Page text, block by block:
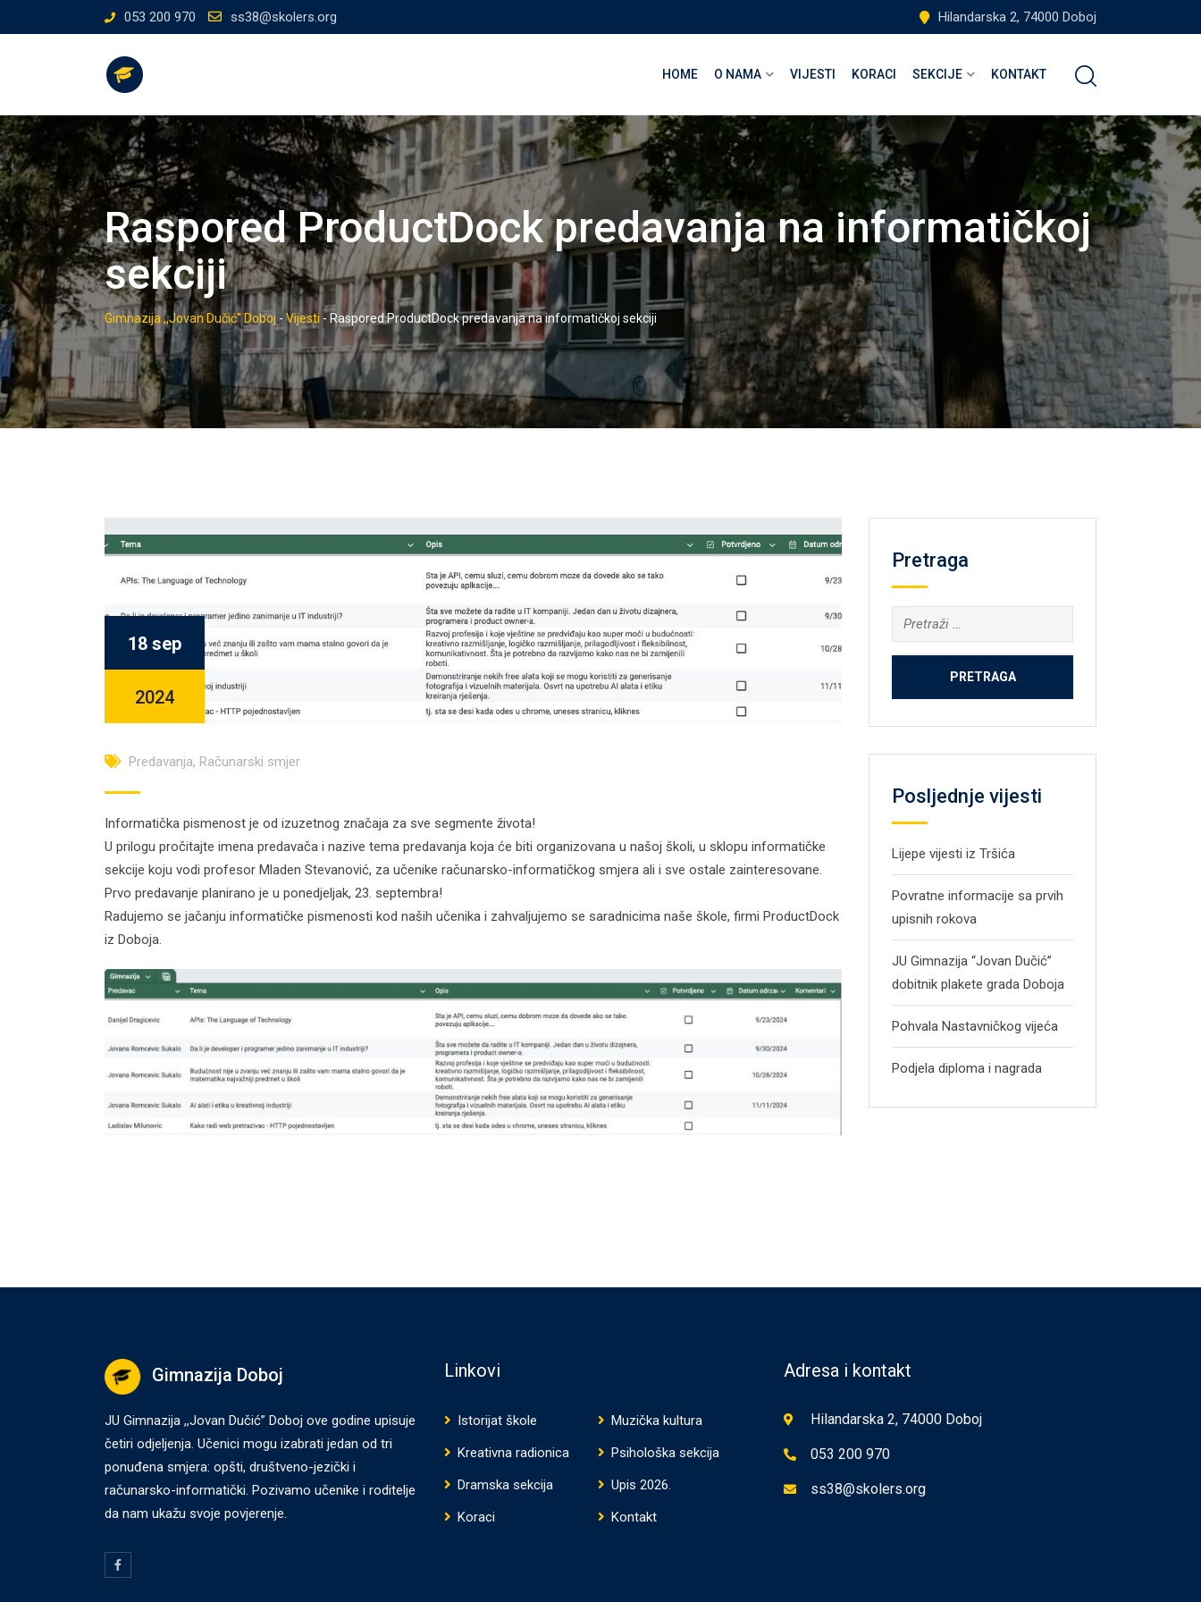
to
053 200 970 ss38@skolers.org Hilandarska 2, 74000 Doboj
HOME O NAMA VIJESTI KORACI SEKCIJE KONTAKT
Raspored ProductDock predavanja na informatičkoj
sekciji
Gimnazija ,,Jovan Dučić" Doboj -Vijesti - Raspored ProductDock predavanja na informatičkoj sekciji
18 sep
2024
Predavanja, Računarski smjer
Informatička pismenost je od izuzetnog značaja za sve segmente života!
U prilogu pročitajte imena predavača i nazive tema predavanja koja će biti organizovana u našoj školi, u sklopu informatičke
sekcije koju vodi profesor Mladen Stevanović, za učenike računarsko-informatičkog smjera ali i sve ostale zainteresovane.
Prvo predavanje planirano je u ponedjeljak, 23. septembra!
Radujemo se jačanju informatičke pismenosti kod naših učenika i zahvaljujemo se saradnicima naše škole, firmi ProductDock
iz Doboja.
Pretraga
Pretraga:
Posljednje vijesti
Lijepe vijesti iz Tršića
Povratne informacije sa prvih
upisnih rokova
JU Gimnazija “Jovan Dučić”
dobitnik plakete grada Doboja
Pohvala Nastavničkog vijeća
Podjela diploma i nagrada
Gimnazija Doboj
JU Gimnazija ,,Jovan Dučić” Doboj ove godine upisuje
četiri odjeljenja. Učenici mogu izabrati jedan od tri
ponuđena smjera: opšti, društveno-jezički i
računarsko-informatički. Pozivamo učenike i roditelje
da nam ukažu svoje povjerenje.
Linkovi
Istorijat škole
Muzička kultura
Kreativna radionica
Psihološka sekcija
Dramska sekcija
Upis 2026.
Koraci
Kontakt
Adresa i kontakt
Hilandarska 2, 74000 Doboj
053 200 970
ss38@skolers.org